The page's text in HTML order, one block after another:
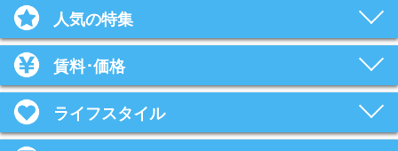
人気の特集
賃料･価格
ライフスタイル